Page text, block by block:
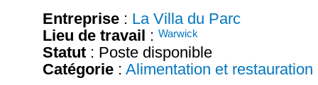
Entreprise : La Villa du Parc
Lieu de travail : Warwick
Statut : Poste disponible
Catégorie : Alimentation et restauration